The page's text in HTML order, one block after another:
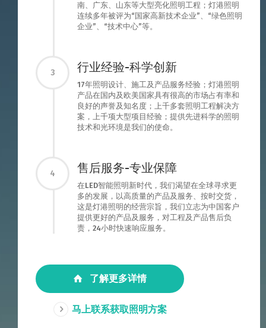
南、广东、山东等大型亮化照明工程；灯港照明
连续多年被评为“国家高新技术企业”、“绿色照明
企业”、“技术中心”等。
3 行业经验-科学创新
17年照明设计、施工及产品服务经验；灯港照明
产品在国内及欧美国家具有很高的市场占有率和
良好的声誉及知名度；上千多套照明工程解决方
案，上千项大型项目经验；提供先进科学的照明
技术和光环境是我们的使命。
4 售后服务-专业保障
在LED智能照明新时代，我们渴望在全球寻求更
多的发展，以高质量的产品及服务、按时交货，
这是灯港照明的经营宗旨，我们立志为中国客户
提供更好的产品及服务，对工程及产品售后负
责，24小时快速响应服务。
了解更多详情
马上联系获取照明方案